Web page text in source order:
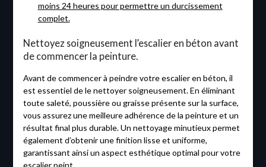
moins 24 heures pour permettre un durcissement
complet.
Nettoyez soigneusement l’escalier en béton avant
de commencer la peinture.
Avant de commencer à peindre votre escalier en béton, il
est essentiel de le nettoyer soigneusement. En éliminant
toute saleté, poussière ou graisse présente sur la surface,
vous assurez une meilleure adhérence de la peinture et un
résultat final plus durable. Un nettoyage minutieux permet
également d’obtenir une finition lisse et uniforme,
garantissant ainsi un aspect esthétique optimal pour votre